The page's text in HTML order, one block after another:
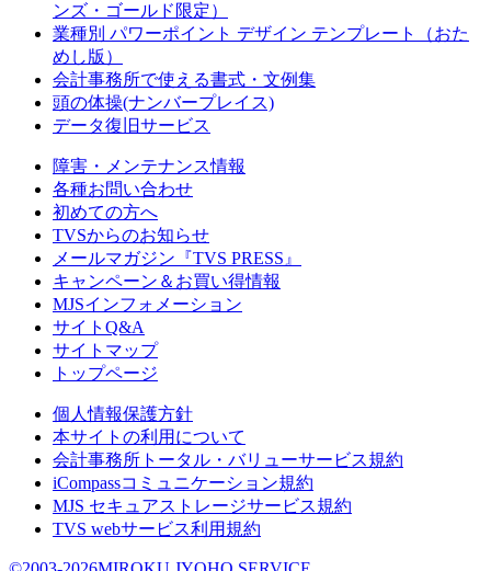
ンズ・ゴールド限定）
業種別 パワーポイント デザイン テンプレート（おた
めし版）
会計事務所で使える書式・文例集
頭の体操(ナンバープレイス)
データ復旧サービス
障害・メンテナンス情報
各種お問い合わせ
初めての方へ
TVSからのお知らせ
メールマガジン『TVS PRESS』
キャンペーン＆お買い得情報
MJSインフォメーション
サイトQ&A
サイトマップ
トップページ
個人情報保護方針
本サイトの利用について
会計事務所トータル・バリューサービス規約
iCompassコミュニケーション規約
MJS セキュアストレージサービス規約
TVS webサービス利用規約